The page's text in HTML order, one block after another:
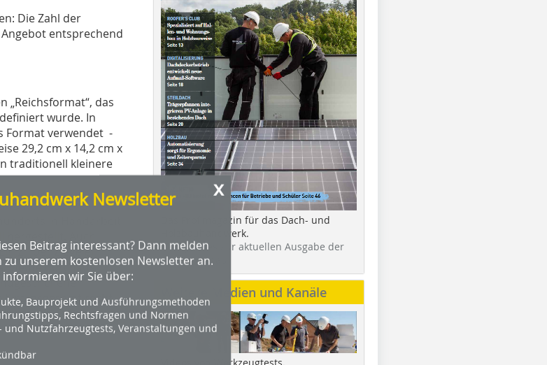
Die Zahl der
entsprechend
„Reichsformat“, das
wurde. In
Format verwendet -
29,2 cm x 14,2 cm x
traditionell kleinere
Hohl- oder S-
in Handarbeit
Auch
Z1 der Ziegelei
heute durchaus
ist insgesamt recht
kann es
x
Newsletter
Beitrag interessant? Dann melden
zu unserem kostenlosen Newsletter an.
informieren wir Sie über:
Bauprojekt und Ausführungsmethoden
Rechtsfragen und Normen
und Nutzfahrzeugtests, Veranstaltungen und
Das Profimagazin für das Dach- und
Holzbauhandwerk.
Hier geht es zur aktuellen Ausgabe der
dach+holzbau.
Weitere Medien und Kanäle
Videos von Werkzeugtests,